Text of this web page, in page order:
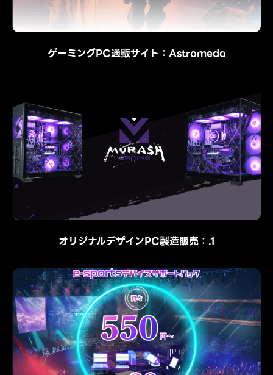
ゲーミングPC通販サイト：Astromeda
オリジナルデザインPC製造販売：.1